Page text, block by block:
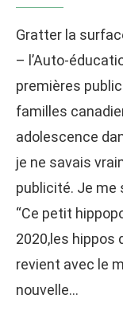
Gratter la
– l’Auto-
premières
familles
adolescence
je ne savais
publicité. Je me
“Ce petit
2020,les hippos
revient avec le
nouvelle…